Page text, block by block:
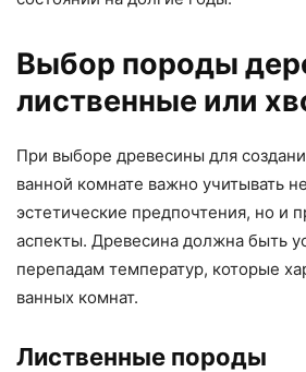
Выбор породы
лиственные или
При выборе древесины для
ванной комнате важно учитывать
эстетические предпочтения, но и
аспекты. Древесина должна быть
перепадам температур, которые
ванных комнат.
Лиственные породы